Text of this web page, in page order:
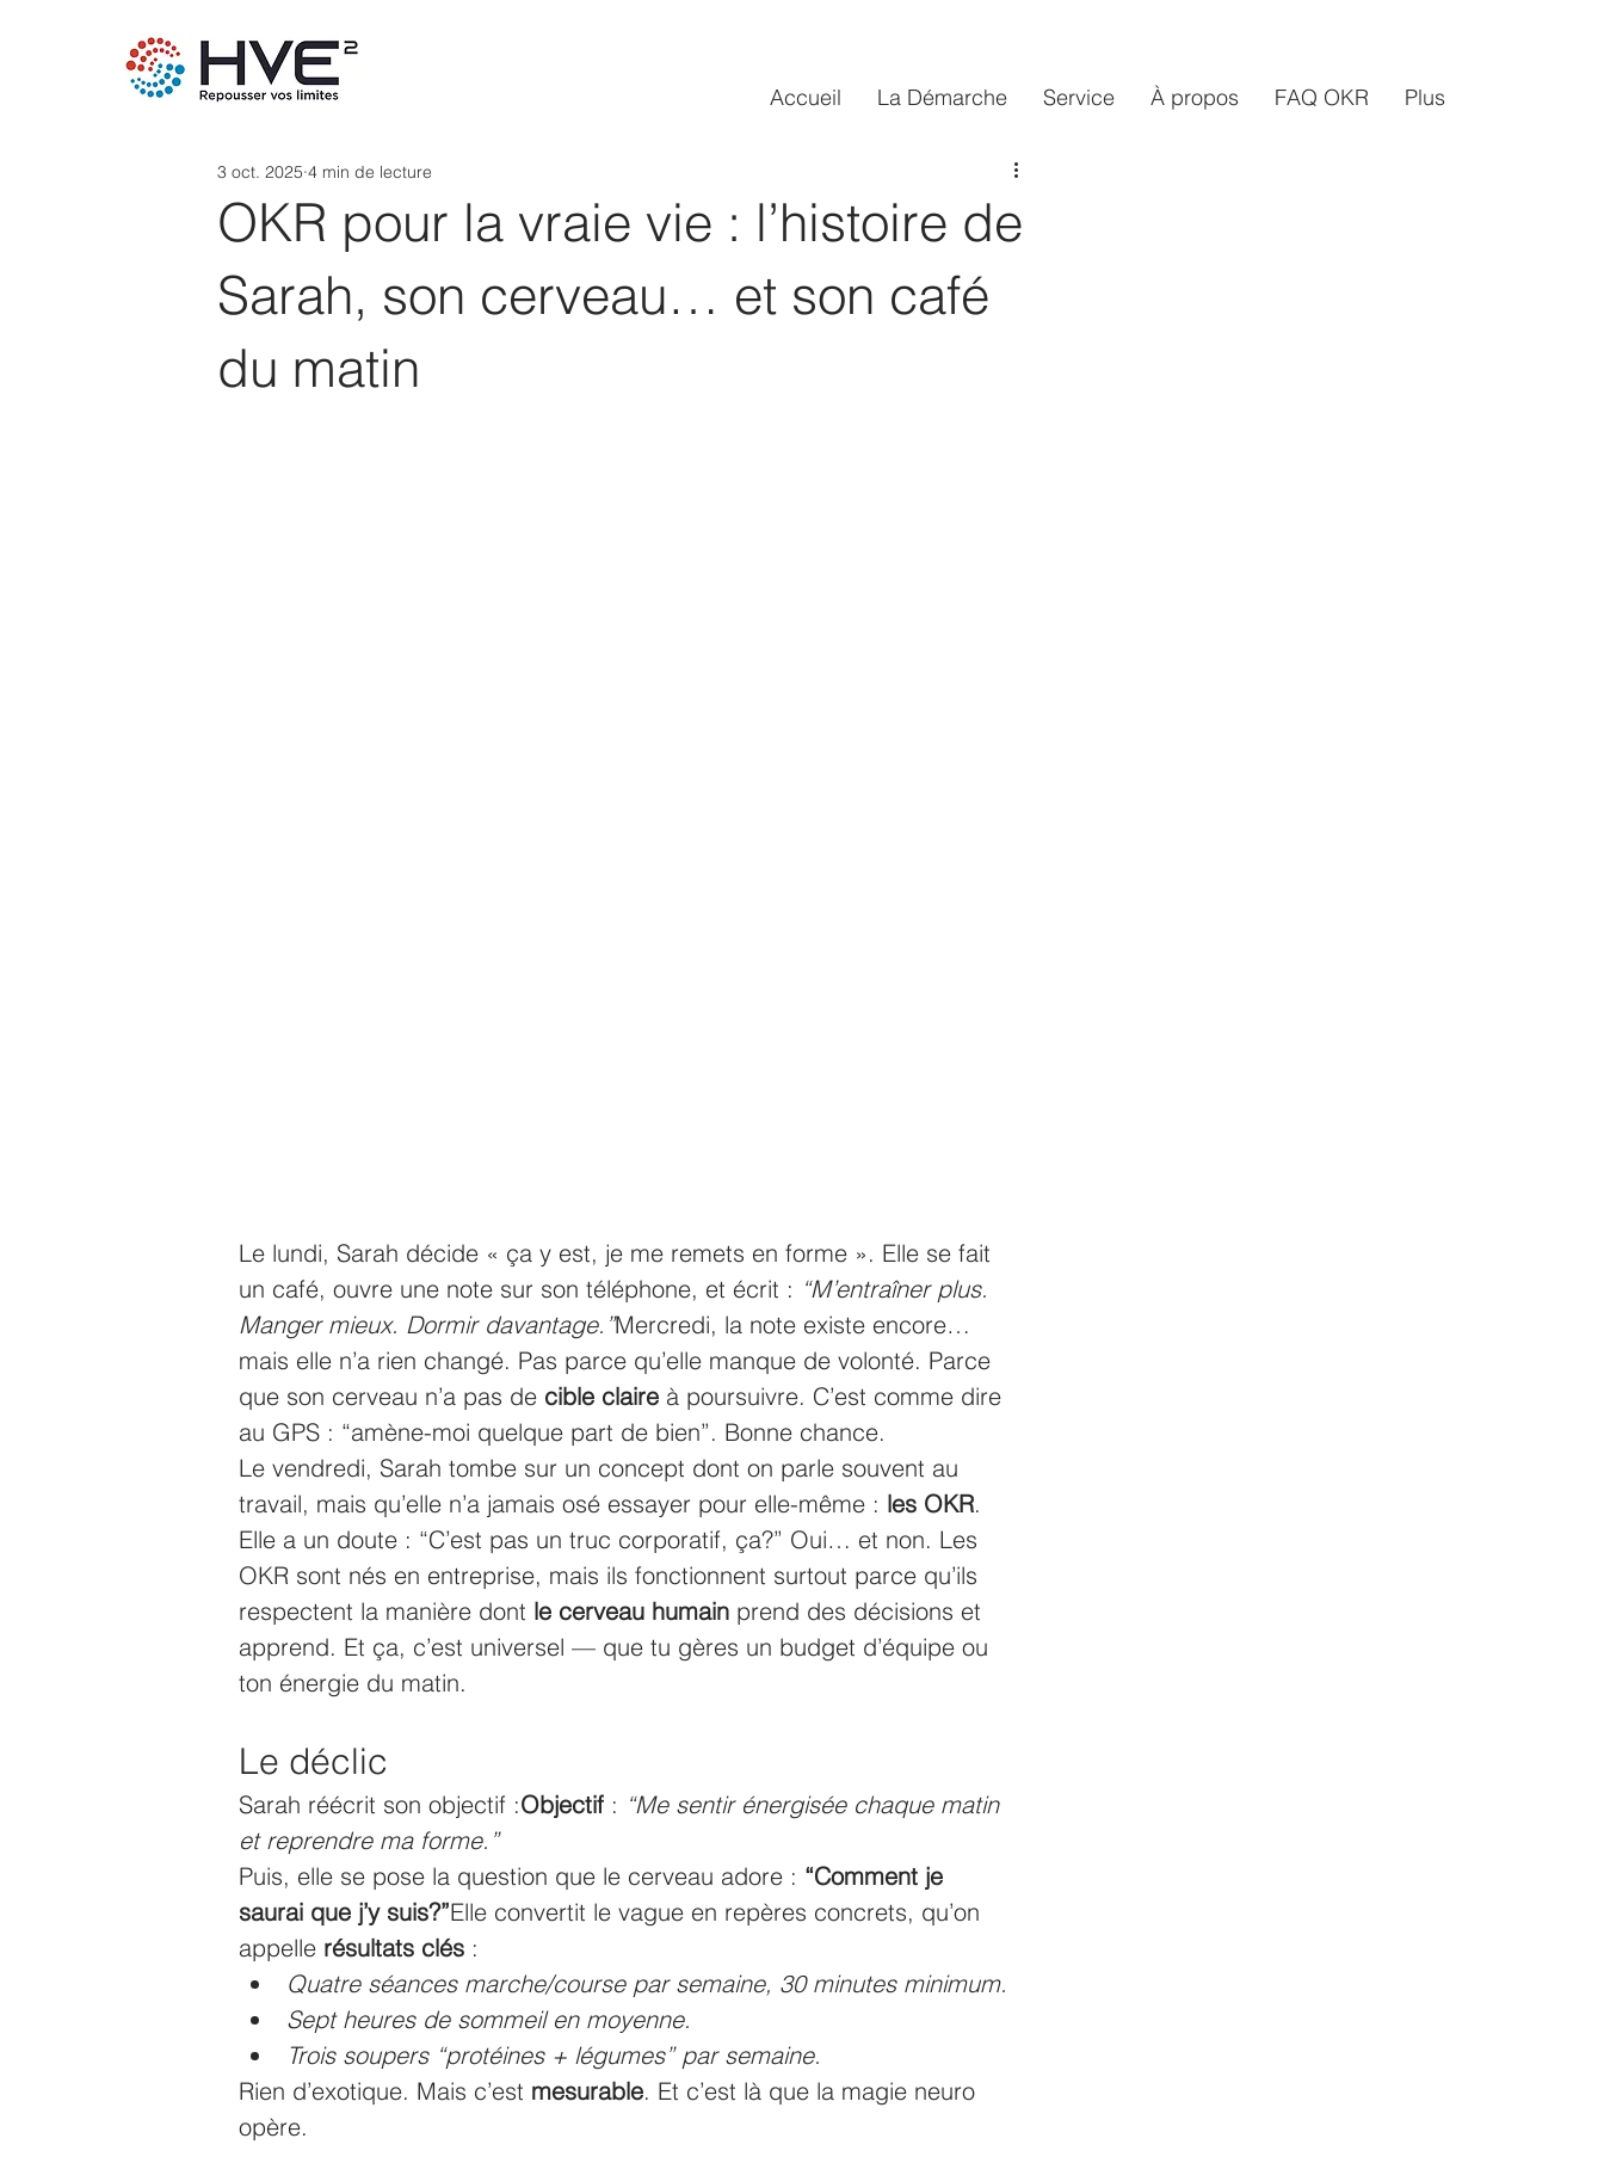
Accueil La Démarche Service À propos FAQ OKR Plus
OKR pour la vraie vie : l’histoire de
Sarah, son cerveau… et son café
du matin
3 oct. 2025 4 min de lecture
Le lundi, Sarah décide « ça y est, je me remets en forme ». Elle se fait
un café, ouvre une note sur son téléphone, et écrit : “M’entraîner plus.
Manger mieux. Dormir davantage.”Mercredi, la note existe encore…
mais elle n’a rien changé. Pas parce qu’elle manque de volonté. Parce
que son cerveau n’a pas de cible claire à poursuivre. C’est comme dire
au GPS : “amène-moi quelque part de bien”. Bonne chance.
Le vendredi, Sarah tombe sur un concept dont on parle souvent au
travail, mais qu’elle n’a jamais osé essayer pour elle-même : les OKR.
Elle a un doute : “C’est pas un truc corporatif, ça?” Oui… et non. Les
OKR sont nés en entreprise, mais ils fonctionnent surtout parce qu’ils
respectent la manière dont le cerveau humain prend des décisions et
apprend. Et ça, c’est universel — que tu gères un budget d’équipe ou
ton énergie du matin.
Le déclic
Sarah réécrit son objectif :Objectif : “Me sentir énergisée chaque matin
et reprendre ma forme.”
Puis, elle se pose la question que le cerveau adore : “Comment je
saurai que j’y suis?”Elle convertit le vague en repères concrets, qu’on
appelle résultats clés :
Quatre séances marche/course par semaine, 30 minutes minimum.
Sept heures de sommeil en moyenne.
Trois soupers “protéines + légumes” par semaine.
Rien d’exotique. Mais c’est mesurable. Et c’est là que la magie neuro
opère.